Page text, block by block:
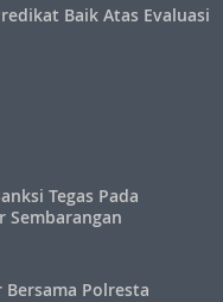
Baik Atas Evaluasi
Tegas Pada
Sembarangan
Polresta